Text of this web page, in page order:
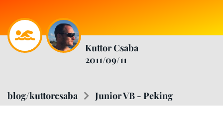
Kuttor Csaba
2011/09/11
blog/kuttorcsaba Junior VB - Peking